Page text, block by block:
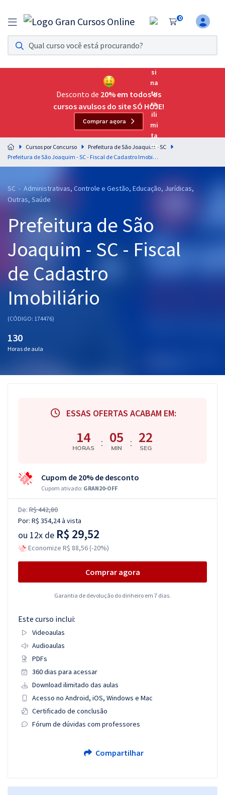
0
Assinatura Ilimitada 11
Acesso a todos os cursos. Teste grátis por 7 dias!
Assinatura OAB Até Passar
Acesso ilimitado a toda preparação para o Exame da
Residências Multiprofissionais
Preparação completa e intensiva para as principais
residências em saúde do Brasil
Assinatura Ilimitada
Graduação
OAB
Mentorias
Conteúdo gratuito
Atendimento
Desconto de 20% em todos os
cursos avulsos do site SÓ HOJE!
Comprar agora
Cursos por Concurso
Prefeitura de São Joaquim - SC
Prefeitura de São Joaquim - SC - Fiscal de Cadastro Imobiliário
SC - Administrativas, Controle e Gestão, Educação, Jurídicas,
Outras, Saúde
Prefeitura de São
Joaquim - SC - Fiscal
de Cadastro
Imobiliário
(CÓDIGO: 174476)
130
Horas de aula
ESSAS OFERTAS ACABAM EM:
14
HORAS : 05
MIN : 21
SEG
Cupom de 20% de desconto
Cupom ativado: GRAN20-OFF
De: R$ 442,80
Por: R$ 354,24à vista
ou 12x de R$ 29,52
Economize R$ 88,56 (-20%)
Comprar agora
Garantia de devolução do dinheiro em 7 dias.
Este curso inclui:
Videoaulas
Audioaulas
PDFs
360 dias para acessar
Download ilimitado das aulas
Acesso no Android, iOS, Windows e Mac
Certificado de conclusão
Fórum de dúvidas com professores
Compartilhar